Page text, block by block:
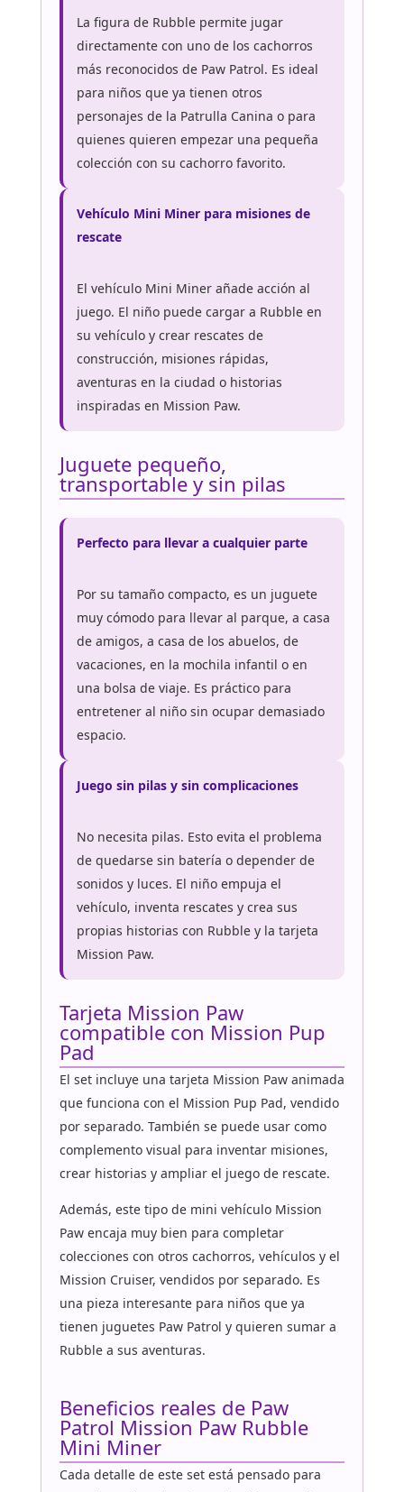
La figura de Rubble permite jugar
directamente con uno de los cachorros
más reconocidos de Paw Patrol. Es ideal
para niños que ya tienen otros
personajes de la Patrulla Canina o para
quienes quieren empezar una pequeña
colección con su cachorro favorito.
Vehículo Mini Miner para misiones de
rescate
El vehículo Mini Miner añade acción al
juego. El niño puede cargar a Rubble en
su vehículo y crear rescates de
construcción, misiones rápidas,
aventuras en la ciudad o historias
inspiradas en Mission Paw.
Juguete pequeño,
transportable y sin pilas
Perfecto para llevar a cualquier parte
Por su tamaño compacto, es un juguete
muy cómodo para llevar al parque, a casa
de amigos, a casa de los abuelos, de
vacaciones, en la mochila infantil o en
una bolsa de viaje. Es práctico para
entretener al niño sin ocupar demasiado
espacio.
Juego sin pilas y sin complicaciones
No necesita pilas. Esto evita el problema
de quedarse sin batería o depender de
sonidos y luces. El niño empuja el
vehículo, inventa rescates y crea sus
propias historias con Rubble y la tarjeta
Mission Paw.
Tarjeta Mission Paw
compatible con Mission Pup
Pad
El set incluye una tarjeta Mission Paw animada
que funciona con el Mission Pup Pad, vendido
por separado. También se puede usar como
complemento visual para inventar misiones,
crear historias y ampliar el juego de rescate.
Además, este tipo de mini vehículo Mission
Paw encaja muy bien para completar
colecciones con otros cachorros, vehículos y el
Mission Cruiser, vendidos por separado. Es
una pieza interesante para niños que ya
tienen juguetes Paw Patrol y quieren sumar a
Rubble a sus aventuras.
Beneficios reales de Paw
Patrol Mission Paw Rubble
Mini Miner
Cada detalle de este set está pensado para